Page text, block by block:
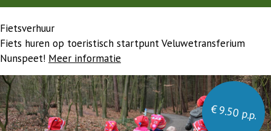
Fietsverhuur
Fiets huren op toeristisch startpunt Veluwetransferium
Nunspeet! Meer informatie
€ 9.50 p.p.